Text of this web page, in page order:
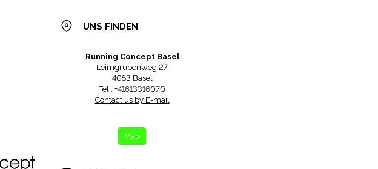
UNS FINDEN
Running Concept Basel
Leimgrubenweg 27
4053 Basel
Tel : +41613316070
Contact us by E-mail
Map